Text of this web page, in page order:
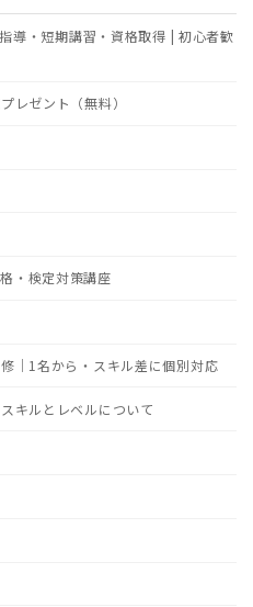
導・短期講習・資格取得 | 初心者歓
レゼント（無料）
・検定対策講座
｜1名から・スキル差に個別対応
キルとレベルについて